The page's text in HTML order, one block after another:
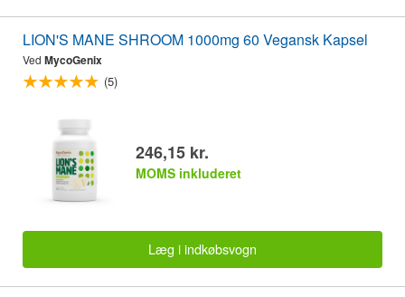
LION'S MANE SHROOM 1000mg 60 Vegansk Kapsel
Ved MycoGenix
(5)
246,15 kr.
MOMS inkluderet
Læg i indkøbsvogn